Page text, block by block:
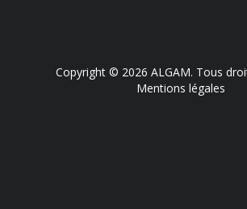
Copyright © 2026 ALGAM. Tous
Mentions légales